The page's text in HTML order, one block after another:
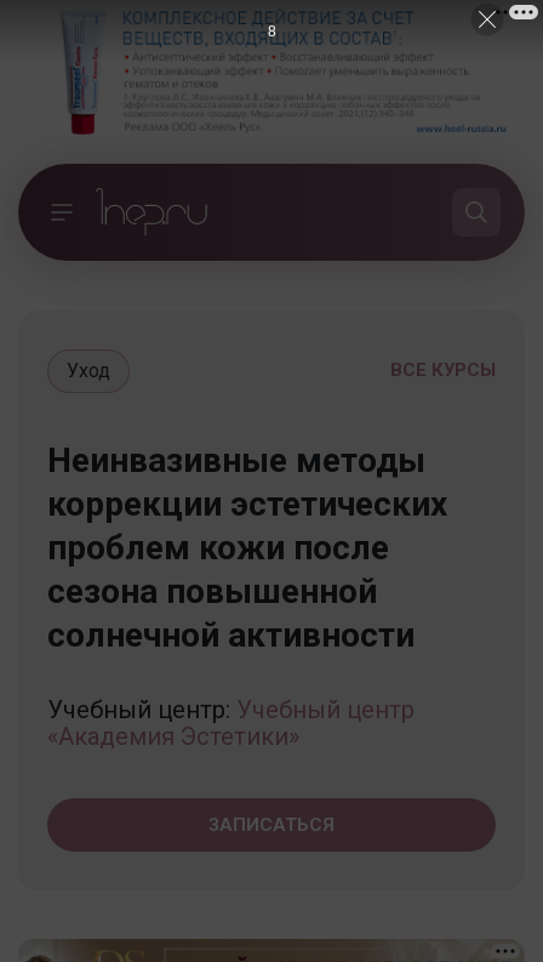
ВСЕ КУРСЫ
Уход
Неинвазивные методы
коррекции эстетических
проблем кожи после
сезона повышенной
солнечной активности
Учебный центр: Учебный центр
«Академия Эстетики»
ЗАПИСАТЬСЯ
7